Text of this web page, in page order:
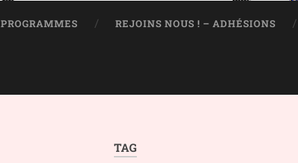
PROGRAMMES REJOINS NOUS ! – ADHÉSIONS
TAG